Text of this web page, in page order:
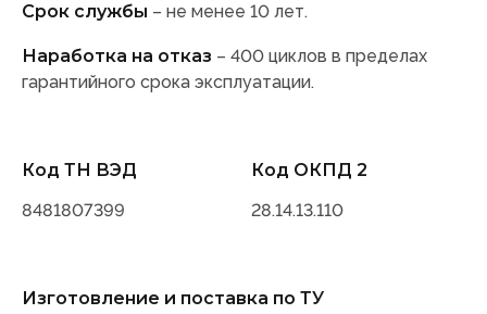
Срок службы – не менее 10 лет.
Наработка на отказ – 400 циклов в пределах
гарантийного срока эксплуатации.
Код ТН ВЭД
8481807399
Код ОКПД 2
28.14.13.110
Изготовление и поставка по ТУ